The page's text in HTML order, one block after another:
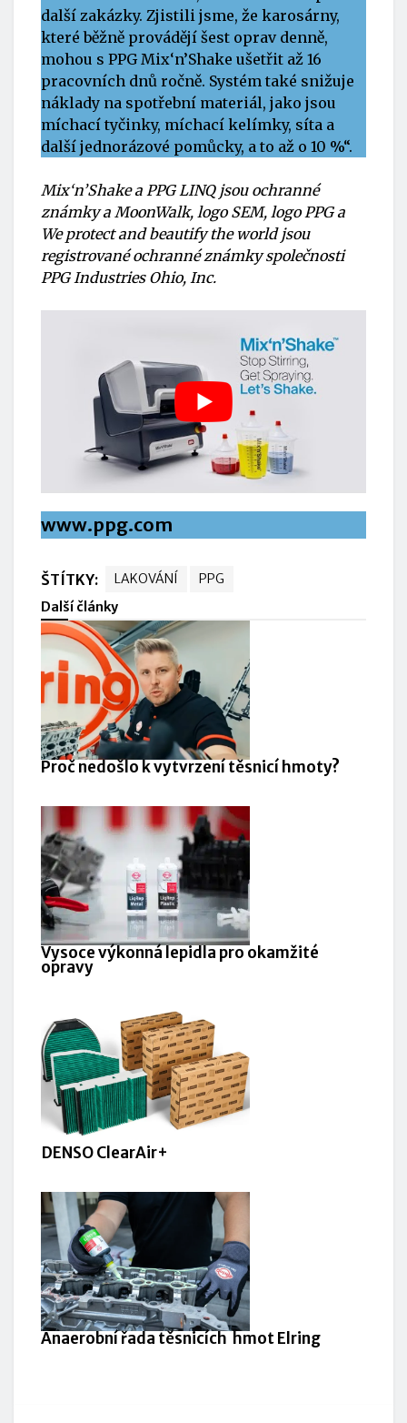
další zakázky. Zjistili jsme, že karosárny,
které běžně provádějí šest oprav denně,
mohou s PPG Mix‘n’Shake ušetřit až 16
pracovních dnů ročně. Systém také snižuje
náklady na spotřební materiál, jako jsou
míchací tyčinky, míchací kelímky, síta a
další jednorázové pomůcky, a to až o 10 %“.
Mix‘n’Shake a PPG LINQ jsou ochranné
známky a MoonWalk, logo SEM, logo PPG a
We protect and beautify the world jsou
registrované ochranné známky společnosti
PPG Industries Ohio, Inc.
www.ppg.com
ŠTÍTKY: LAKOVÁNÍ
PPG
Další články
Proč nedošlo k vytvrzení těsnicí hmoty?
Vysoce výkonná lepidla pro okamžité
opravy
DENSO ClearAir+
Anaerobní řada těsnicích hmot Elring